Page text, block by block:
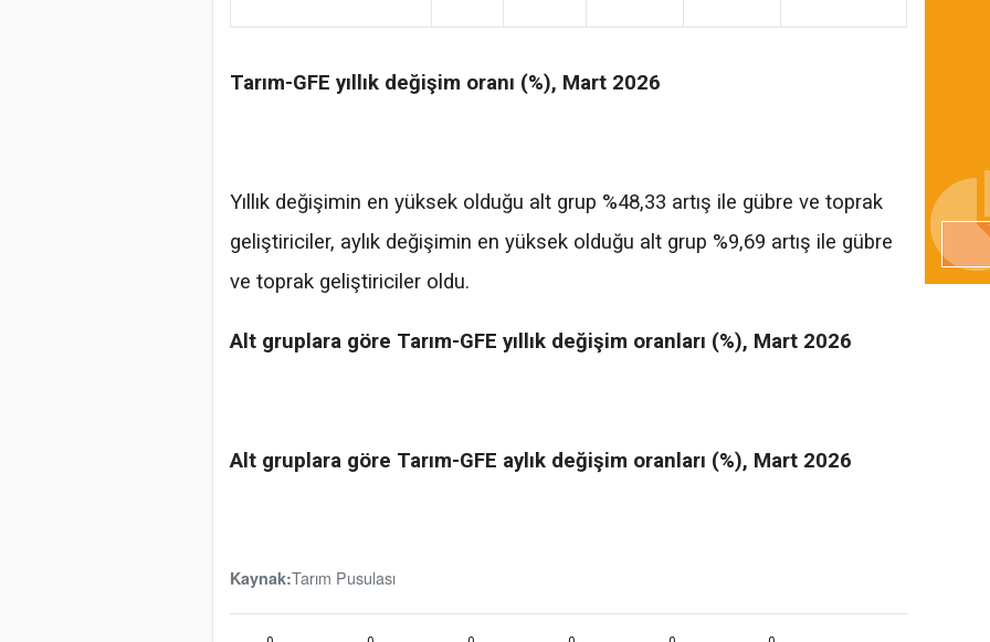
Tarım-GFE yıllık değişim oranı (%), Mart 2026
Yıllık değişimin en yüksek olduğu alt grup %48,33 artış ile gübre ve toprak
geliştiriciler, aylık değişimin en yüksek olduğu alt grup %9,69 artış ile gübre
ve toprak geliştiriciler oldu.
Alt gruplara göre Tarım-GFE yıllık değişim oranları (%), Mart 2026
Alt gruplara göre Tarım-GFE aylık değişim oranları (%), Mart 2026
Kaynak:Tarım Pusulası